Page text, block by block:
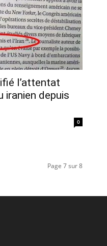
l’attentat
iranien depuis
0
Page 7 sur 8